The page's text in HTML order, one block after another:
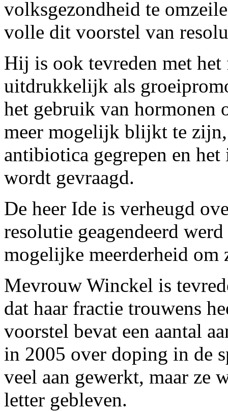
volksgezondheid te
volle dit voorstel van
Hij is ook tevreden met
uitdrukkelijk als
het gebruik van hormonen
meer mogelijk blijkt te
antibiotica gegrepen en
wordt gevraagd.
De heer Ide is verheugd
resolutie geagendeerd
mogelijke meerderheid om
Mevrouw Winckel is
dat haar fractie trouwens
voorstel bevat een aantal
in 2005 over doping in de
veel aan gewerkt, maar ze
letter gebleven.